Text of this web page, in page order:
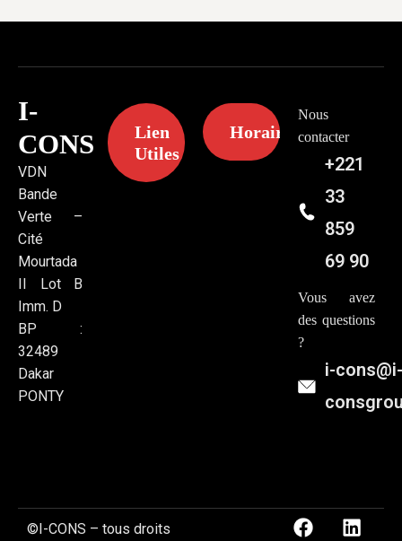
I-
CONS
VDN
Bande
Verte –
Cité
Mourtada
II Lot B
Imm. D
BP :
32489
Dakar
PONTY
Lien
Utiles
Horaires
Nous
contacter
+221
33
859
69 90
Vous avez
des questions
?
i-
©I-CONS – tous droits